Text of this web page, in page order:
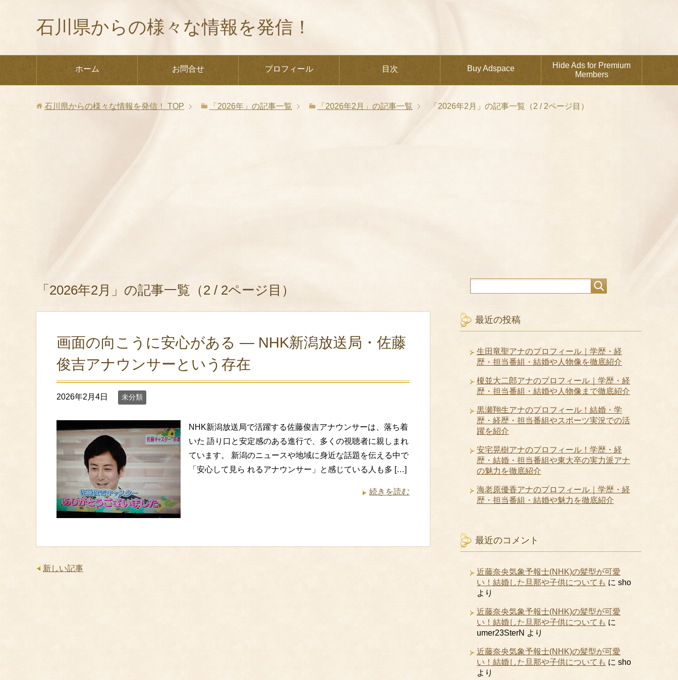
石川県からの様々な情報を発信！
ホーム お問合せ プロフィール 目次 Buy Adspace
Hide Ads for Premium
Members
石川県からの様々な情報を発信！ TOP 「2026年」の記事一覧 「2026年2月」の記事一覧 「2026年2月」の記事一覧（2 / 2ページ目）
「2026年2月」の記事一覧（2 / 2ページ目）
画面の向こうに安心がある ― NHK新潟放送局・佐藤
俊吉アナウンサーという存在
2026年2月4日 未分類
NHK新潟放送局で活躍する佐藤俊吉アナウンサーは、落ち着
いた 語り口と安定感のある進行で、多くの視聴者に親しまれ
ています。 新潟のニュースや地域に身近な話題を伝える中で
「安心して見ら れるアナウンサー」と感じている人も多 […]
続きを読む
新しい記事
最近の投稿
生田竜聖アナのプロフィール｜学歴・経
歴・担当番組・結婚や人物像を徹底紹介
榎並大二郎アナのプロフィール｜学歴・経
歴・担当番組・結婚や人物像まで徹底紹介
黒瀬翔生アナのプロフィール！結婚・学
歴・経歴・担当番組やスポーツ実況での活
躍を紹介
安宅晃樹アナのプロフィール！学歴・経
歴・結婚・担当番組や東大卒の実力派アナ
の魅力を徹底紹介
海老原優香アナのプロフィール｜学歴・経
歴・担当番組・結婚や魅力を徹底紹介
最近のコメント
近藤奈央気象予報士(NHK)の髪型が可愛
い！結婚した旦那や子供についても に sho
より
近藤奈央気象予報士(NHK)の髪型が可愛
い！結婚した旦那や子供についても に
umer23SterN より
近藤奈央気象予報士(NHK)の髪型が可愛
い！結婚した旦那や子供についても に sho
より